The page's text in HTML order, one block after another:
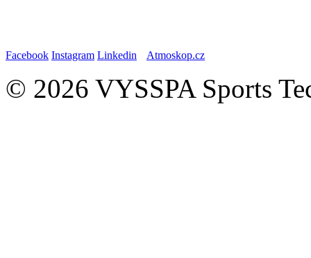
Facebook Instagram Linkedin Atmoskop.cz
© 2026 VYSSPA Sports